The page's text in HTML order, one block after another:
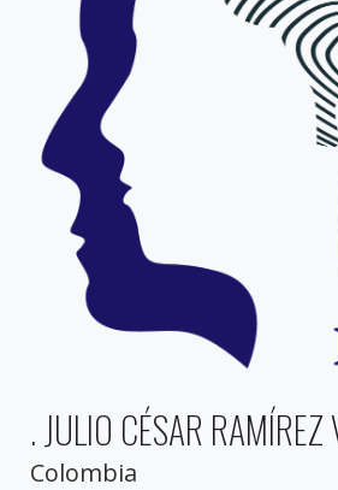
. JULIO CÉSAR RAMÍREZ
Colombia